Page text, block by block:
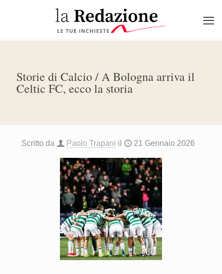
Storie di Calcio / A Bologna arriva il
Celtic FC, ecco la storia
Scritto da Paolo Trapani il 21 Gennaio 2026